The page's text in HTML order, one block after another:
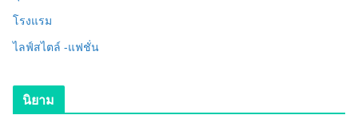
โรงแรม
ไลฟ์สไตล์ -แฟชั่น
นิยาม